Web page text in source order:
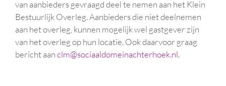
van aanbieders gevraagd deel te nemen aan het Klein
Bestuurlijk Overleg. Aanbieders die niet deelnemen
aan het overleg, kunnen mogelijk wel gastgever zijn
van het overleg op hun locatie. Ook daarvoor graag
bericht aanclm@sociaaldomeinachterhoek.nl.